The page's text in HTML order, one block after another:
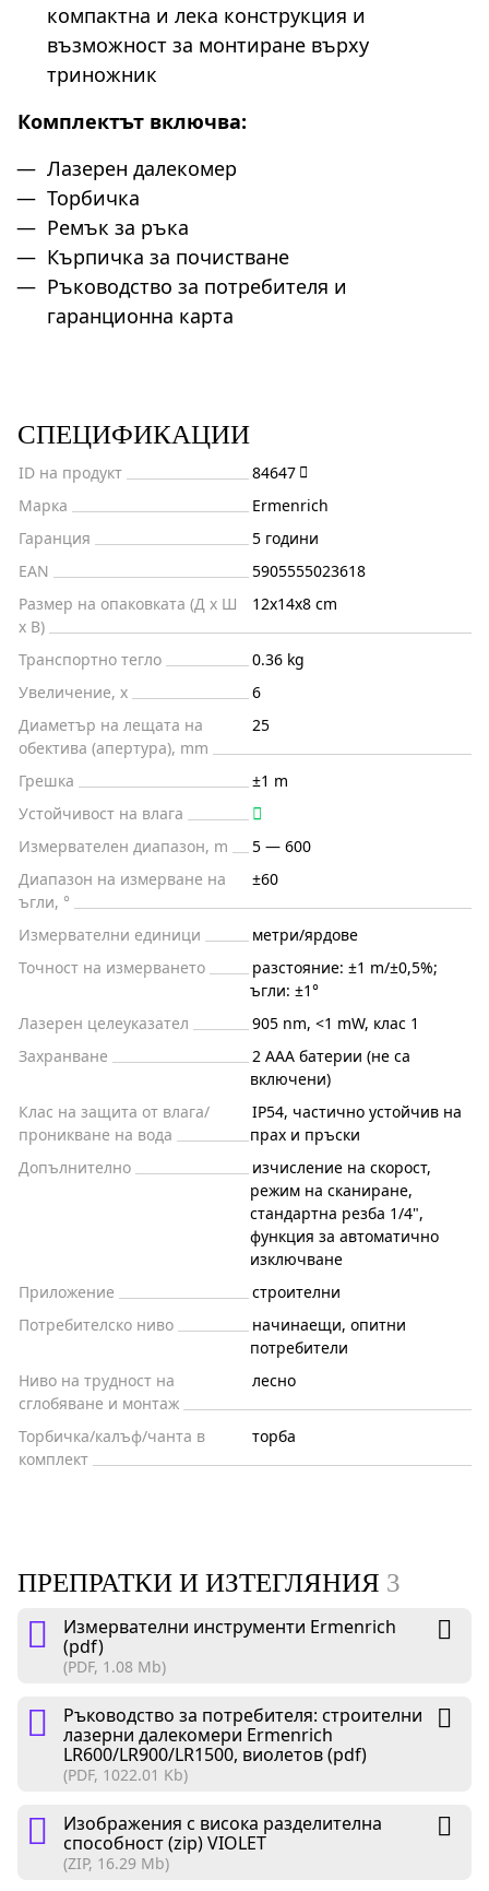
компактна и лека конструкция и
възможност за монтиране върху
триножник
Комплектът включва:
Лазерен далекомер
Торбичка
Ремък за ръка
Кърпичка за почистване
Ръководство за потребителя и
гаранционна карта
СПЕЦИФИКАЦИИ
ID на продукт
84647
Марка
Ermenrich
Гаранция
5 години
EAN
5905555023618
Размер на опаковката (Д x Ш
x В)
12x14x8 cm
Транспортно тегло
0.36 kg
Увеличение, x
6
Диаметър на лещата на
обектива (апертура), mm
25
Грешка
±1 m
Устойчивост на влага
Измервателен диапазон, m
5 — 600
Диапазон на измерване на
ъгли, °
±60
Измервателни единици
метри/ярдове
Точност на измерването
разстояние: ±1 m/±0,5%;
ъгли: ±1°
Лазерен целеуказател
905 nm, <1 mW, клас 1
Захранване
2 AAA батерии (не са
включени)
Клас на защита от влага/
проникване на вода
IP54, частично устойчив на
прах и пръски
Допълнително
изчисление на скорост,
режим на сканиране,
стандартна резба 1/4",
функция за автоматично
изключване
Приложение
строителни
Потребителско ниво
начинаещи, опитни
потребители
Ниво на трудност на
сглобяване и монтаж
лесно
Торбичка/калъф/чанта в
комплект
торба
ПРЕПРАТКИ И ИЗТЕГЛЯНИЯ 3
Измервателни инструменти Ermenrich
(pdf)
(PDF, 1.08 Mb)
Ръководство за потребителя: строителни
лазерни далекомери Ermenrich
LR600/LR900/LR1500, виолетов (pdf)
(PDF, 1022.01 Kb)
Изображения с висока разделителна
способност (zip) VIOLET
(ZIP, 16.29 Mb)